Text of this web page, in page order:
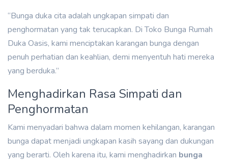
“Bunga duka cita adalah ungkapan simpati dan
penghormatan yang tak terucapkan. Di Toko Bunga Rumah
Duka Oasis, kami menciptakan karangan bunga dengan
penuh perhatian dan keahlian, demi menyentuh hati mereka
yang berduka.”
Menghadirkan Rasa Simpati dan
Penghormatan
Kami menyadari bahwa dalam momen kehilangan, karangan
bunga dapat menjadi ungkapan kasih sayang dan dukungan
yang berarti. Oleh karena itu, kami menghadirkan bunga